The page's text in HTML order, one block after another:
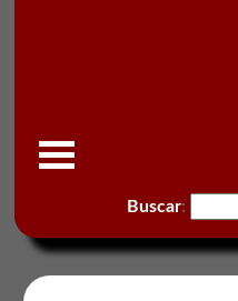
Buscar: